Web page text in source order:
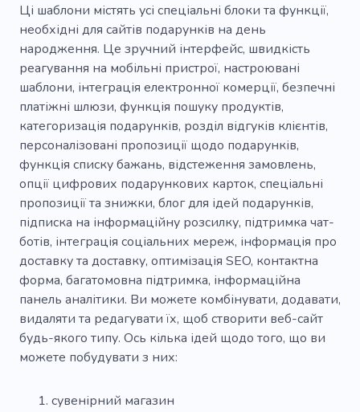
Ці шаблони містять усі спеціальні блоки та функції,
необхідні для сайтів подарунків на день
народження. Це зручний інтерфейс, швидкість
реагування на мобільні пристрої, настроювані
шаблони, інтеграція електронної комерції, безпечні
платіжні шлюзи, функція пошуку продуктів,
категоризація подарунків, розділ відгуків клієнтів,
персоналізовані пропозиції щодо подарунків,
функція списку бажань, відстеження замовлень,
опції цифрових подарункових карток, спеціальні
пропозиції та знижки, блог для ідей подарунків,
підписка на інформаційну розсилку, підтримка чат-
ботів, інтеграція соціальних мереж, інформація про
доставку та доставку, оптимізація SEO, контактна
форма, багатомовна підтримка, інформаційна
панель аналітики. Ви можете комбінувати, додавати,
видаляти та редагувати їх, щоб створити веб-сайт
будь-якого типу. Ось кілька ідей щодо того, що ви
можете побудувати з них:
сувенірний магазин